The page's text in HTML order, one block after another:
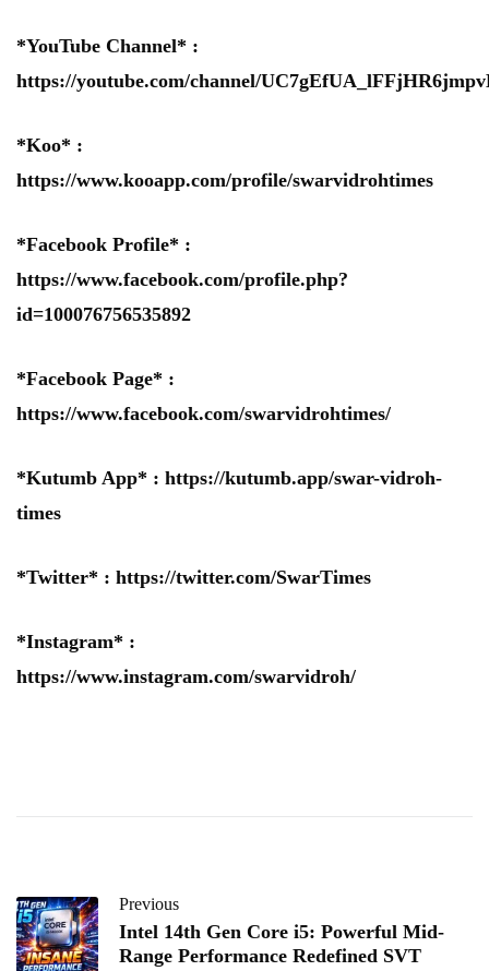
*YouTube Channel* :
https://youtube.com/channel/
*Koo* :
https://www.kooapp.com/profile/swarvidrohtimes
*Facebook Profile* :
https://www.facebook.com/profile.php?
id=100076756535892
*Facebook Page* :
https://www.facebook.com/swarvidrohtimes/
*Kutumb App* : https://kutumb.app/swar-vidroh-
times
*Twitter* : https://twitter.com/SwarTimes
*Instagram* :
https://www.instagram.com/swarvidroh/
Previous
Intel 14th Gen Core i5: Powerful Mid-
Range Performance Redefined SVT